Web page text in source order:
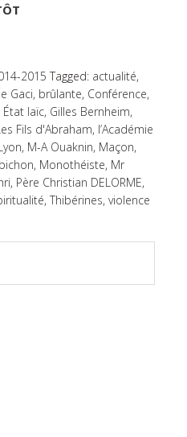
2015 Tagged: actualité,
Gaci, brûlante, Conférence,
État laïc, Gilles Bernheim,
Fils d'Abraham, l’Académie
, M-A Ouaknin, Maçon,
, Monothéiste, Mr
, Père Christian DELORME,
, Thibérines, violence